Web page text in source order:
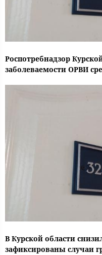
Роспотребнадзор
заболеваемости ОРВИ
В Курской области
зафиксированы случаи